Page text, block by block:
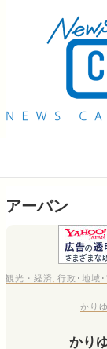
QAB
アーバン
観光・経済 行政･地域
かり
かり